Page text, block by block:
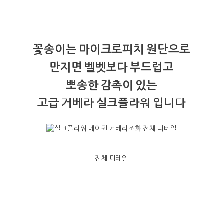
꽃송이는 마이크로피치 원단으로
만지면 벨벳보다 부드럽고
뽀송한 감촉이 있는
고급 거베라 실크플라워 입니다
전체 디테일